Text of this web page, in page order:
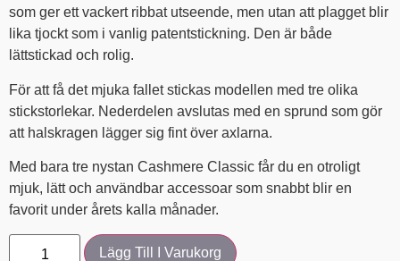
som ger ett vackert ribbat utseende, men utan att plagget blir
lika tjockt som i vanlig patentstickning. Den är både
lättstickad och rolig.
För att få det mjuka fallet stickas modellen med tre olika
stickstorlekar. Nederdelen avslutas med en sprund som gör
att halskragen lägger sig fint över axlarna.
Med bara tre nystan Cashmere Classic får du en otroligt
mjuk, lätt och användbar accessoar som snabbt blir en
favorit under årets kalla månader.
Lägg Till I Varukorg